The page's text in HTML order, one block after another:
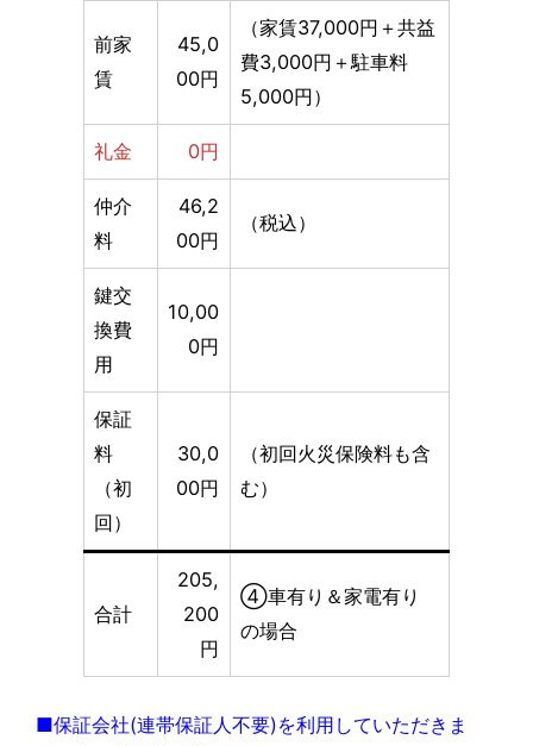
前家
賃
45,0
00円
（家賃37,000円＋共益
費3,000円＋駐車料
5,000円）
礼金 0円
仲介
料
46,2
00円
（税込）
鍵交
換費
用
10,00
0円
保証
料
（初
回）
30,0
00円
（初回火災保険料も含
む）
合計
205,
200
円
④車有り＆家電有り
の場合
■保証会社(連帯保証人不要)を利用していただきま